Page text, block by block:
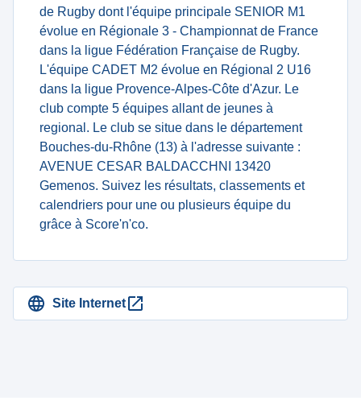
de Rugby dont l'équipe principale SENIOR M1
évolue en Régionale 3 - Championnat de France
dans la ligue Fédération Française de Rugby.
L'équipe CADET M2 évolue en Régional 2 U16
dans la ligue Provence-Alpes-Côte d'Azur. Le
club compte 5 équipes allant de jeunes à
regional. Le club se situe dans le département
Bouches-du-Rhône (13) à l'adresse suivante :
AVENUE CESAR BALDACCHNI 13420
Gemenos. Suivez les résultats, classements et
calendriers pour une ou plusieurs équipe du
grâce à Score'n'co.
Site Internet